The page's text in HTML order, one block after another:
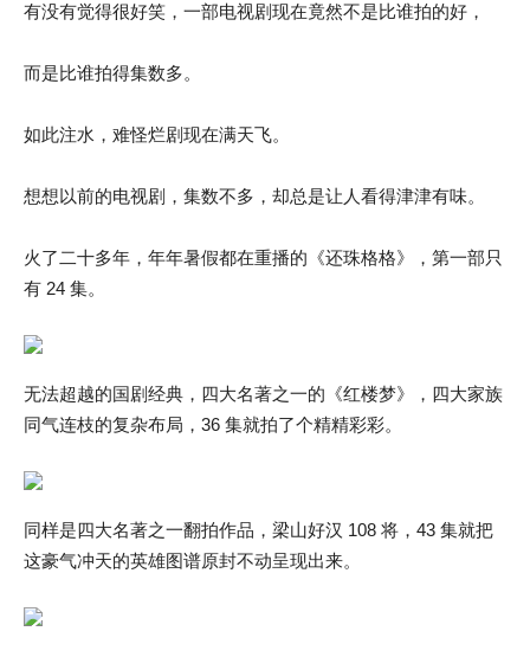
有没有觉得很好笑，一部电视剧现在竟然不是比谁拍的好，
而是比谁拍得集数多。
如此注水，难怪烂剧现在满天飞。
想想以前的电视剧，集数不多，却总是让人看得津津有味。
火了二十多年，年年暑假都在重播的《还珠格格》，第一部只
有 24 集。
无法超越的国剧经典，四大名著之一的《红楼梦》，四大家族
同气连枝的复杂布局，36 集就拍了个精精彩彩。
同样是四大名著之一翻拍作品，梁山好汉 108 将，43 集就把
这豪气冲天的英雄图谱原封不动呈现出来。